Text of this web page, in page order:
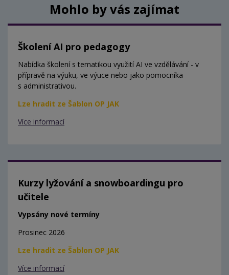
Mohlo by vás zajímat
Školení AI pro pedagogy
Nabídka školení s tematikou využití AI ve vzdělávání - v
přípravě na výuku, ve výuce nebo jako pomocníka
s administrativou.
Lze hradit ze Šablon OP JAK
Více informací
Kurzy lyžování a snowboardingu pro
učitele
Vypsány nové termíny
Prosinec 2026
Lze hradit ze Šablon OP JAK
Více informací